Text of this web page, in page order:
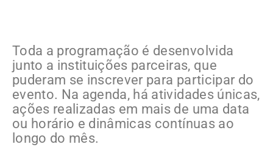
Toda a programação é desenvolvida
junto a instituições parceiras, que
puderam se inscrever para participar do
evento. Na agenda, há atividades únicas,
ações realizadas em mais de uma data
ou horário e dinâmicas contínuas ao
longo do mês.